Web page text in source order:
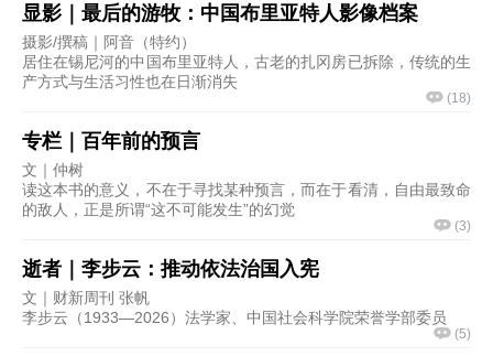
显影｜最后的游牧：中国布里亚特人影像档案
摄影/撰稿｜阿音（特约）
居住在锡尼河的中国布里亚特人，古老的扎冈房已拆除，传统的生
产方式与生活习性也在日渐消失
(18)
专栏｜百年前的预言
文｜仲树
读这本书的意义，不在于寻找某种预言，而在于看清，自由最致命
的敌人，正是所谓“这不可能发生”的幻觉
(3)
逝者｜李步云：推动依法治国入宪
文｜财新周刊 张帆
李步云（1933—2026）法学家、中国社会科学院荣誉学部委员
(5)